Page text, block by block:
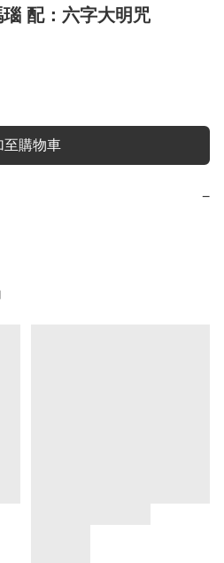
配：六字大明咒
至購物車
−